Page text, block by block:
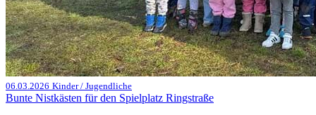
06.03.2026 Kinder / Jugendliche
Bunte Nistkästen für den Spielplatz Ringstraße